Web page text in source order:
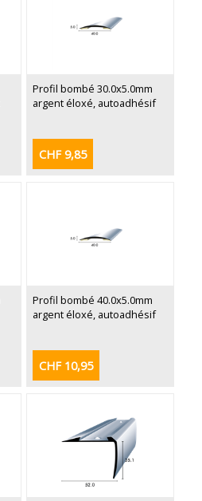
Profil bombé 30.0x5.0mm
argent éloxé, autoadhésif
CHF 9,85
Profil bombé 40.0x5.0mm
argent éloxé, autoadhésif
CHF 10,95